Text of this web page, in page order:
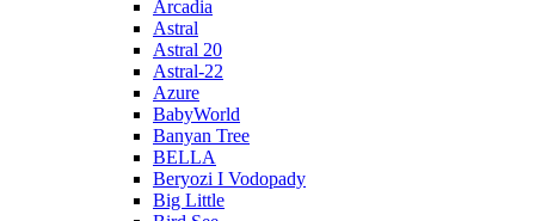
Arcadia
Astral
Astral 20
Astral-22
Azure
BabyWorld
Banyan Tree
BELLA
Beryozi I Vodopady
Big Little